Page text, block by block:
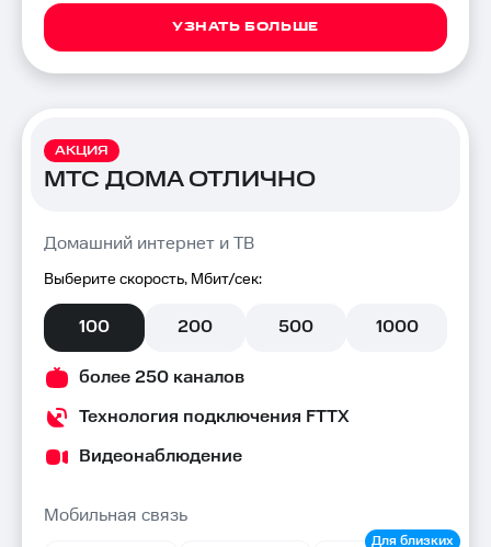
УЗНАТЬ БОЛЬШЕ
АКЦИЯ
МТС ДОМА ОТЛИЧНО
Домашний интернет и ТВ
Выберите скорость, Мбит/сек:
100 200 500 1000
более 250 каналов
Технология подключения FTTX
Видеонаблюдение
Мобильная связь